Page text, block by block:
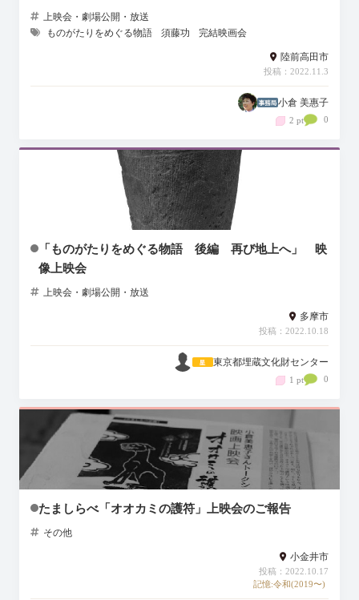
上映会・劇場公開・放送
ものがたりをめぐる物語
須藤功 完結映画会
陸前高田市
投稿：2022.11.3
小倉 美惠子
2 pt 0
「ものがたりをめぐる物語 後編 再び地上へ」 映
像上映会
上映会・劇場公開・放送
多摩市
投稿：2022.10.18
東京都埋蔵文化財センター
1 pt 0
たましらべ「オオカミの護符」上映会のご報告
その他
小金井市
投稿：2022.10.17
記憶:令和(2019〜)